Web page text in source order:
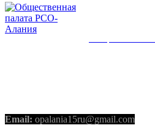
Email: opalania15ru@gmail.com